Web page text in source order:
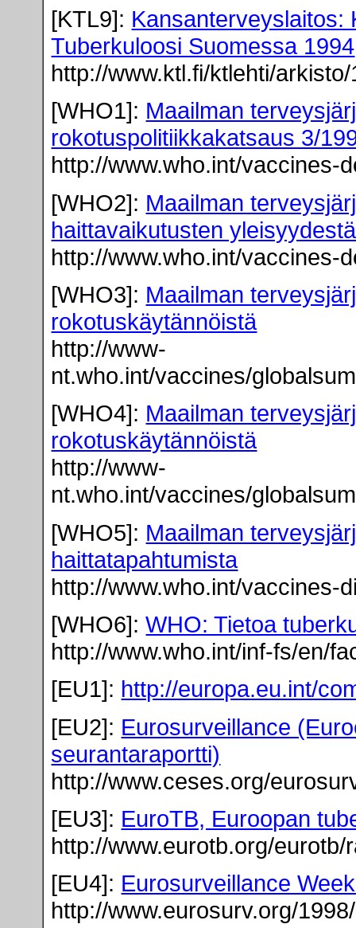
[KTL9]: Kansanterveyslaitos:
Tuberkuloosi Suomessa 1994
http://www.ktl.fi/ktlehti/
[WHO1]: Maailman
rokotuspolitiikkakatsaus 3/
http://www.who.int/vaccines-
[WHO2]: Maailman
haittavaikutusten yleisyydestä
http://www.who.int/vaccines-
[WHO3]: Maailman
rokotuskäytännöistä
http://www-
nt.who.int/vaccines/
[WHO4]: Maailman
rokotuskäytännöistä
http://www-
nt.who.int/vaccines/
[WHO5]: Maailman
haittatapahtumista
http://www.who.int/vaccines-
[WHO6]:WHO: Tietoa
http://www.who.int/inf-fs/en/
[EU1]: http://europa.eu.int/
[EU2]: Eurosurveillance
seurantaraportti)
http://www.ceses.org/
[EU3]: EuroTB, Euroopan
http://www.eurotb.org/
[EU4]: Eurosurveillance
http://www.eurosurv.org/